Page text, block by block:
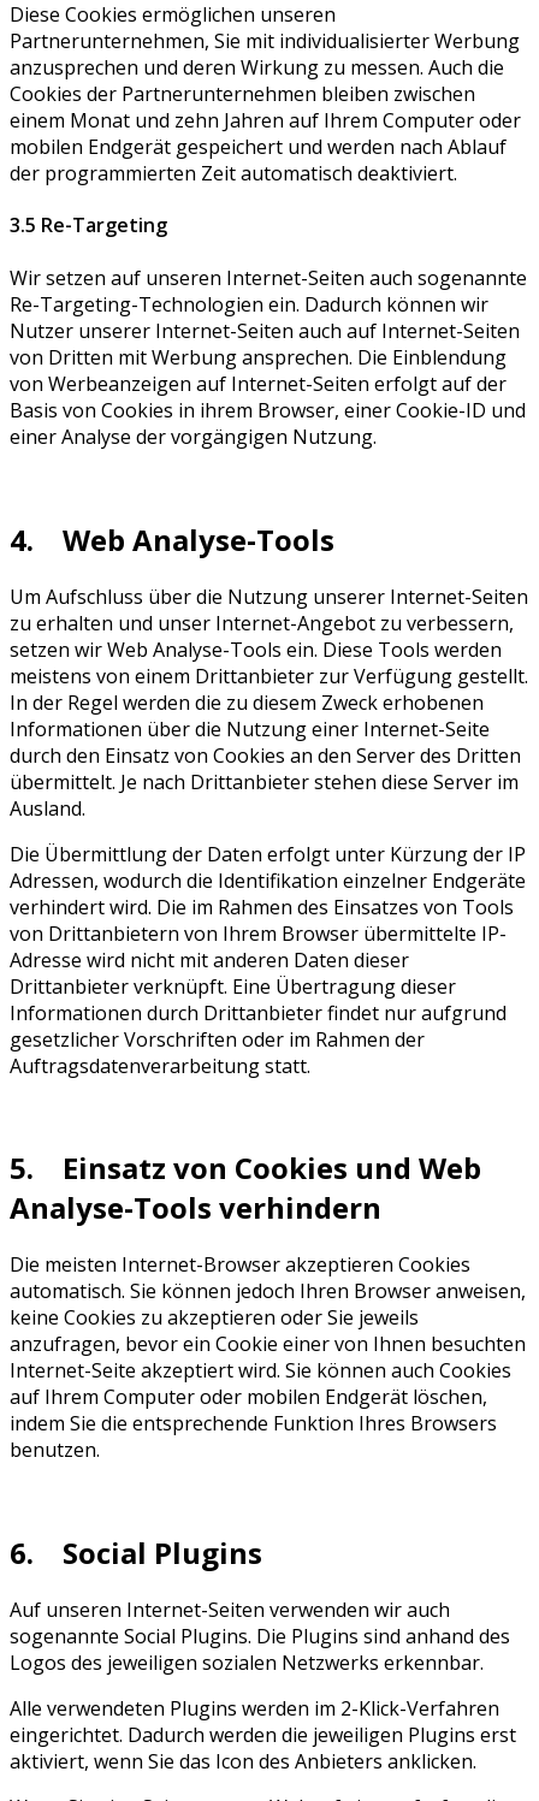
Diese Cookies ermöglichen unseren
Partnerunternehmen, Sie mit individualisierter Werbung
anzusprechen und deren Wirkung zu messen. Auch die
Cookies der Partnerunternehmen bleiben zwischen
einem Monat und zehn Jahren auf Ihrem Computer oder
mobilen Endgerät gespeichert und werden nach Ablauf
der programmierten Zeit automatisch deaktiviert.
3.5 Re-Targeting
Wir setzen auf unseren Internet-Seiten auch sogenannte
Re-Targeting-Technologien ein. Dadurch können wir
Nutzer unserer Internet-Seiten auch auf Internet-Seiten
von Dritten mit Werbung ansprechen. Die Einblendung
von Werbeanzeigen auf Internet-Seiten erfolgt auf der
Basis von Cookies in ihrem Browser, einer Cookie-ID und
einer Analyse der vorgängigen Nutzung.
4. Web Analyse-Tools
Um Aufschluss über die Nutzung unserer Internet-Seiten
zu erhalten und unser Internet-Angebot zu verbessern,
setzen wir Web Analyse-Tools ein. Diese Tools werden
meistens von einem Drittanbieter zur Verfügung gestellt.
In der Regel werden die zu diesem Zweck erhobenen
Informationen über die Nutzung einer Internet-Seite
durch den Einsatz von Cookies an den Server des Dritten
übermittelt. Je nach Drittanbieter stehen diese Server im
Ausland.
Die Übermittlung der Daten erfolgt unter Kürzung der IP
Adressen, wodurch die Identifikation einzelner Endgeräte
verhindert wird. Die im Rahmen des Einsatzes von Tools
von Drittanbietern von Ihrem Browser übermittelte IP-
Adresse wird nicht mit anderen Daten dieser
Drittanbieter verknüpft. Eine Übertragung dieser
Informationen durch Drittanbieter findet nur aufgrund
gesetzlicher Vorschriften oder im Rahmen der
Auftragsdatenverarbeitung statt.
5. Einsatz von Cookies und Web
Analyse-Tools verhindern
Die meisten Internet-Browser akzeptieren Cookies
automatisch. Sie können jedoch Ihren Browser anweisen,
keine Cookies zu akzeptieren oder Sie jeweils
anzufragen, bevor ein Cookie einer von Ihnen besuchten
Internet-Seite akzeptiert wird. Sie können auch Cookies
auf Ihrem Computer oder mobilen Endgerät löschen,
indem Sie die entsprechende Funktion Ihres Browsers
benutzen.
6. Social Plugins
Auf unseren Internet-Seiten verwenden wir auch
sogenannte Social Plugins. Die Plugins sind anhand des
Logos des jeweiligen sozialen Netzwerks erkennbar.
Alle verwendeten Plugins werden im 2-Klick-Verfahren
eingerichtet. Dadurch werden die jeweiligen Plugins erst
aktiviert, wenn Sie das Icon des Anbieters anklicken.